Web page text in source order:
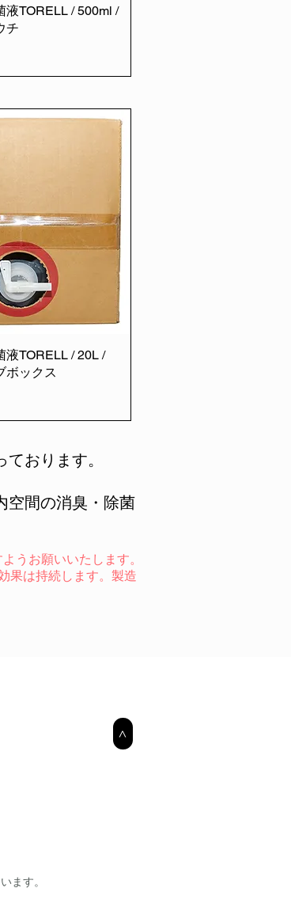
液TORELL / 500ml /
チ
液TORELL / 20L /
ボックス
おります。
空間の消臭・除菌
うお願いいたします。
果は持続します。製造
>
ます。